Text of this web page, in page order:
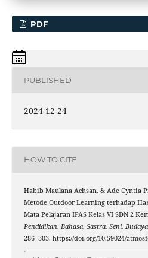
PDF
PUBLISHED
2024-12-24
HOW TO CITE
Habib Maulana Achsan, & Ade Cyntia
Metode Outdoor Learning terhadap
Mata Pelajaran IPAS Kelas VI SDN 2
Pendidikan, Bahasa, Sastra, Seni,
286–303. https://doi.org/10.59024/